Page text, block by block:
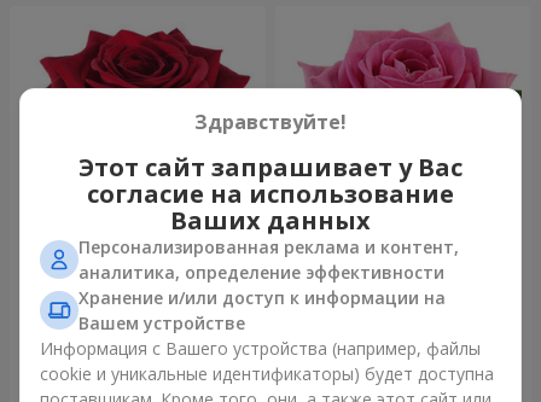
Роза красная (поштучно)
Заказать
Роза розовая (поштучно)
Заказать
Здравствуйте!
Этот сайт запрашивает у Вас
согласие на использование
Ваших данных
Персонализированная реклама и контент,
аналитика, определение эффективности
Хранение и/или доступ к информации на
Вашем устройстве
Информация с Вашего устройства (например, файлы
cookie и уникальные идентификаторы) будет доступна